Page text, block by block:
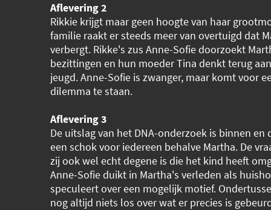
Aflevering 2
Rikkie krijgt maar geen hoogte van haar
familie raakt er steeds meer van overtuigd dat
verbergt. Rikke's zus Anne-Sofie doorzoekt
bezittingen en hun moeder Tina denkt terug
jeugd. Anne-Sofie is zwanger, maar komt voor
dilemma te staan.
Aflevering 3
De uitslag van het DNA-onderzoek is binnen en
een schok voor iedereen behalve Martha. De
zij ook wel echt degene is die het kind heeft
Anne-Sofie duikt in Martha's verleden als
speculeert over een mogelijk motief.
nog altijd niets los over wat er precies is